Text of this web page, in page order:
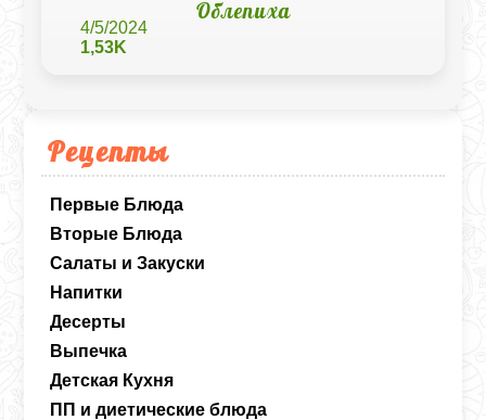
Рецепты
Первые Блюда
Вторые Блюда
Салаты и Закуски
Напитки
Десерты
Выпечка
Детская Кухня
ПП и диетические блюда
Облепиха
4/5/2024
1,53K